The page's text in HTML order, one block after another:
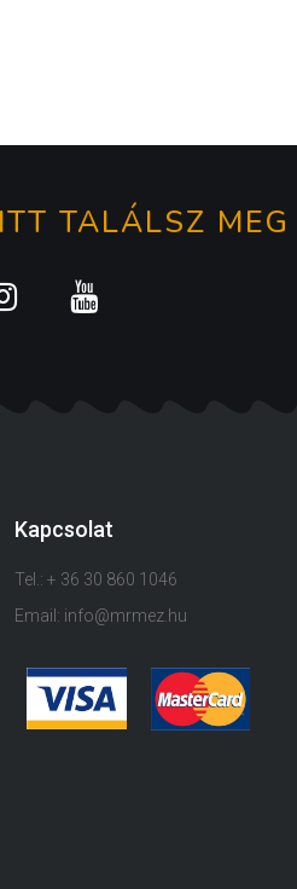
TALÁLSZ MEG
Kapcsolat
Tel.: + 36 30 860 1046
Email: info@mrmez.hu